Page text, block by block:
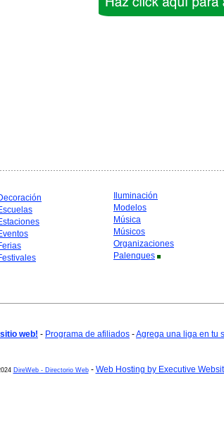
Iluminación
Modelos
Música
Músicos
Organizaciones
Palenques
web! - Programa de afiliados -Agrega una liga en tu
DireWeb - Directorio Web- Web Hosting by Executive